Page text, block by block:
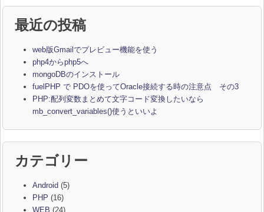
最近の投稿
web版Gmailでプレビュー機能を使う
php4からphp5へ
mongoDBのインストール
fuelPHP で PDOを使ってOracle接続する時の注意点 その3
PHP:配列変数まとめて文字コード変換したいなら
mb_convert_variables()使うといいよ
カテゴリー
Android (5)
PHP (16)
WEB (24)